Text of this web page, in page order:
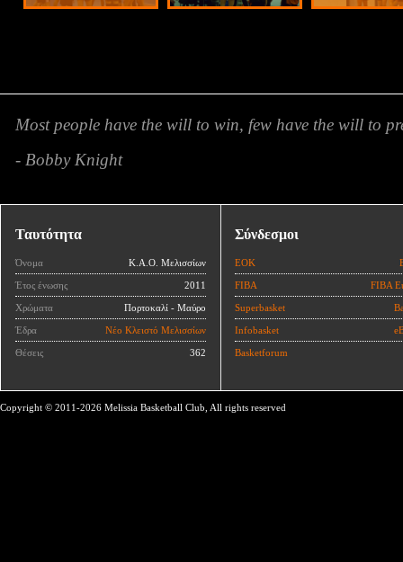
Most people have the will to win, few have the will to
- Bobby Knight
Ταυτότητα
Όνομα Κ.Α.Ο. Μελισσίων
Έτος ένωσης 2011
Χρώματα Πορτοκαλί - Μαύρο
Έδρα Νέο Κλειστό Μελισσίων
Θέσεις 362
Σύνδεσμοι
ΕΟΚ
FIBA FIBA
Superbasket
Infobasket
Basketforum
Copyright © 2011-2026 Melissia Basketball Club, All rights reserved